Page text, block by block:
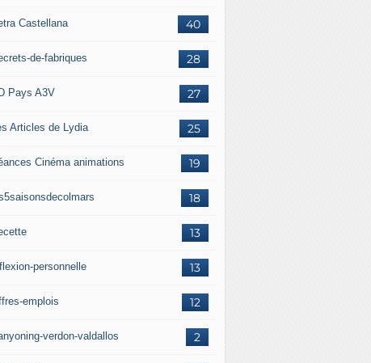
40
Castellana
28
de-fabriques
27
Pays A3V
25
Articles de Lydia
19
Cinéma animations
18
13
13
personnelle
12
emplois
2
verdon-valdallos